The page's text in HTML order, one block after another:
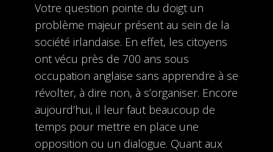
Votre question pointe du doigt un
problème majeur présent au sein de la
société irlandaise. En effet, les citoyens
ont vécu près de 700 ans sous
occupation anglaise sans apprendre à se
révolter, à dire non, à s’organiser. Encore
aujourd’hui, il leur faut beaucoup de
temps pour mettre en place une
opposition ou un dialogue. Quant aux